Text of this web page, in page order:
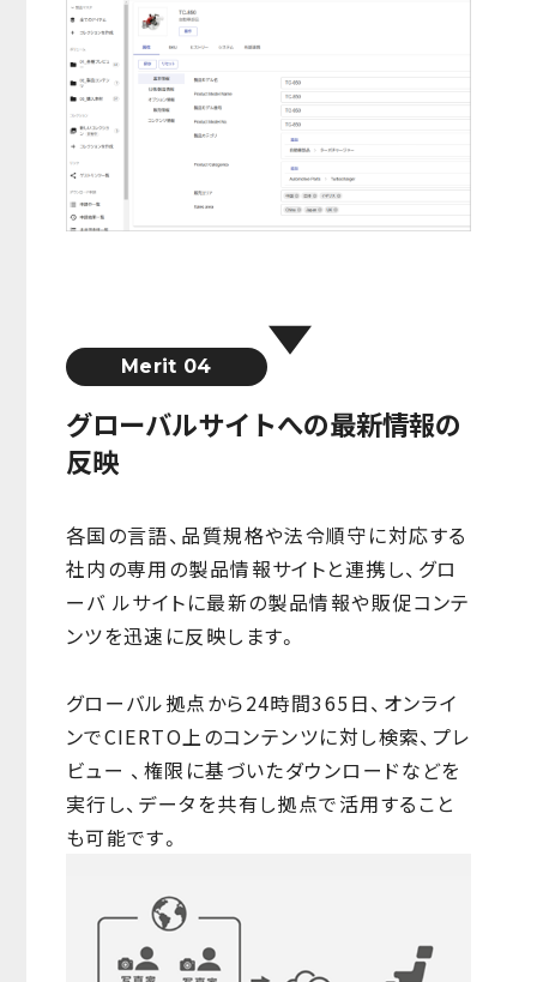
Merit 04
グローバルサイトへの最新情報の
反映
各国の言語、品質規格や法令順守に対応する
社内の専用の製品情報サイトと連携し、グロ
ーバ ルサイトに最新の製品情報や販促コンテ
ンツを迅速に反映します。
グローバル拠点から24時間365日、オンライ
ンでCIERTO上のコンテンツに対し検索、プレ
ビュー 、権限に基づいたダウンロードなどを
実行し、データを共有し拠点で活用すること
も可能です。